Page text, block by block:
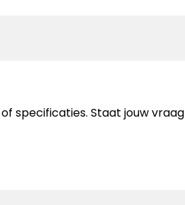
specificaties. Staat jouw